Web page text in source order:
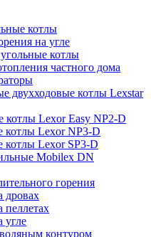
котлы
на угле
котлы
частного дома
двухходовые котлы Lexstar
котлы Lexor Easy NP2-D
котлы Lexor NP3-D
котлы Lexor SP3-D
Mobilex DN
горения
дровах
угле
контуром